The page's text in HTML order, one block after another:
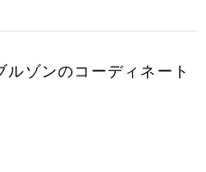
ゾンのコーディネート